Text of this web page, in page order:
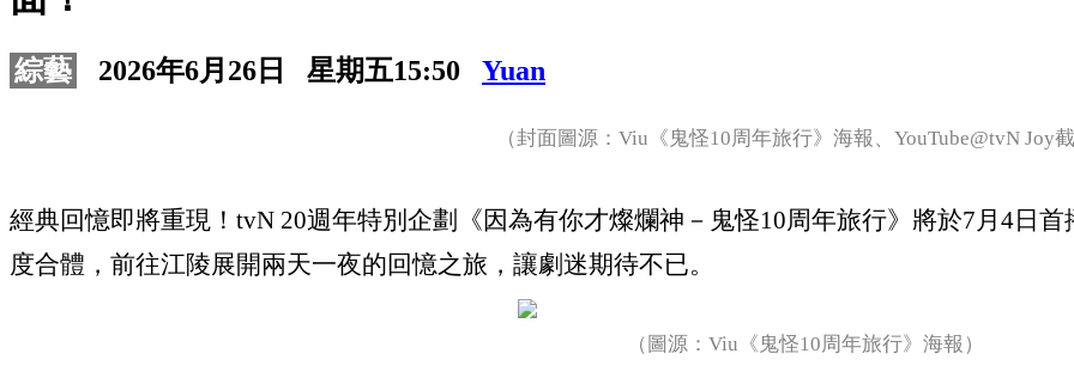
綜藝 2026年6月26日 星期五15:50 Yuan
（封面圖源：Viu《鬼怪10周年旅行》海報、YouTube@tvN Joy截
經典回憶即將重現！tvN 20週年特別企劃《因為有你才燦爛神－鬼怪10周年旅行》將於7月4日
度合體，前往江陵展開兩天一夜的回憶之旅，讓劇迷期待不已。
（圖源：Viu《鬼怪10周年旅行》海報）